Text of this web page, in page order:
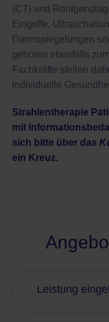
(CT) und
Eingriffe,
Darmspiegelungen
gehören ebenfalls
Fachkräfte stellen
individuelle
Strahlentherapie
mit
sich bitte über das
ein Kreuz.